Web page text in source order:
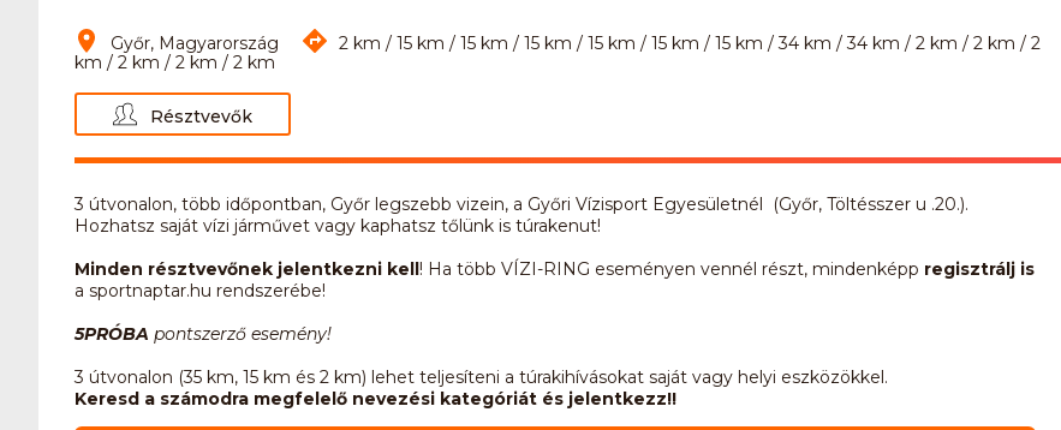
Győr, Magyarország
2 km / 15 km / 15 km / 15 km / 15 km / 15 km / 15 km / 34 km / 34 km / 2 km / 2 km / 2
km / 2 km / 2 km / 2 km
Résztvevők
3 útvonalon, több időpontban, Győr legszebb vizein, a Győri Vízisport Egyesületnél (Győr, Töltésszer u .20.).
Hozhatsz saját vízi járművet vagy kaphatsz tőlünk is túrakenut!
Minden résztvevőnek jelentkezni kell! Ha több VÍZI-RING eseményen vennél részt, mindenképp regisztrálj is
a sportnaptar.hu rendszerébe!
5PRÓBA pontszerző esemény!
3 útvonalon (35 km, 15 km és 2 km) lehet teljesíteni a túrakihívásokat saját vagy helyi eszközökkel.
Keresd a számodra megfelelő nevezési kategóriát és jelentkezz!!